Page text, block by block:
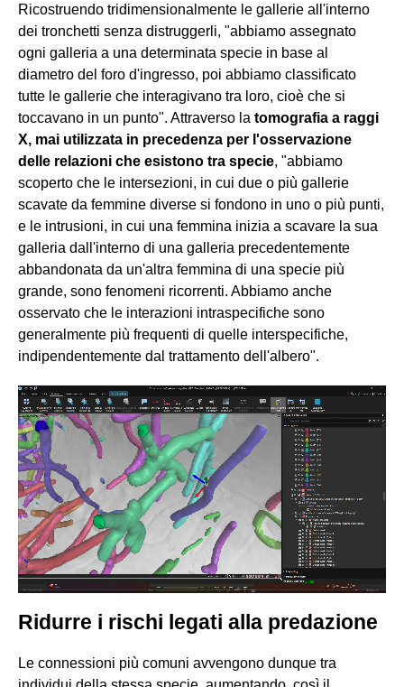
Ricostruendo tridimensionalmente le gallerie all'interno
dei tronchetti senza distruggerli, "abbiamo assegnato
ogni galleria a una determinata specie in base al
diametro del foro d'ingresso, poi abbiamo classificato
tutte le gallerie che interagivano tra loro, cioè che si
toccavano in un punto". Attraverso la tomografia a raggi
X, mai utilizzata in precedenza per l'osservazione
delle relazioni che esistono tra specie, "abbiamo
scoperto che le intersezioni, in cui due o più gallerie
scavate da femmine diverse si fondono in uno o più punti,
e le intrusioni, in cui una femmina inizia a scavare la sua
galleria dall'interno di una galleria precedentemente
abbandonata da un'altra femmina di una specie più
grande, sono fenomeni ricorrenti. Abbiamo anche
osservato che le interazioni intraspecifiche sono
generalmente più frequenti di quelle interspecifiche,
indipendentemente dal trattamento dell'albero".
Ridurre i rischi legati alla predazione
Le connessioni più comuni avvengono dunque tra